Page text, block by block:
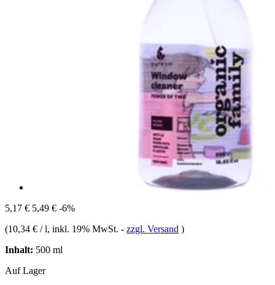
5,17 € 5,49 € -6%
(10,34 € / l, inkl. 19% MwSt. - zzgl. Versand )
Inhalt: 500 ml
Auf Lager